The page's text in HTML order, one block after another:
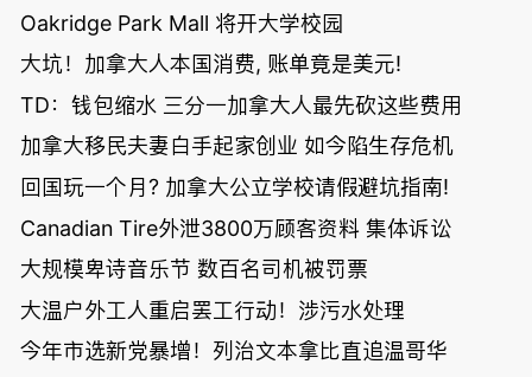
Oakridge Park Mall 将开大学校园
大坑！加拿大人本国消费, 账单竟是美元!
TD：钱包缩水 三分一加拿大人最先砍这些费用
加拿大移民夫妻白手起家创业 如今陷生存危机
回国玩一个月? 加拿大公立学校请假避坑指南!
Canadian Tire外泄3800万顾客资料 集体诉讼
大规模卑诗音乐节 数百名司机被罚票
大温户外工人重启罢工行动！涉污水处理
今年市选新党暴增！列治文本拿比直追温哥华